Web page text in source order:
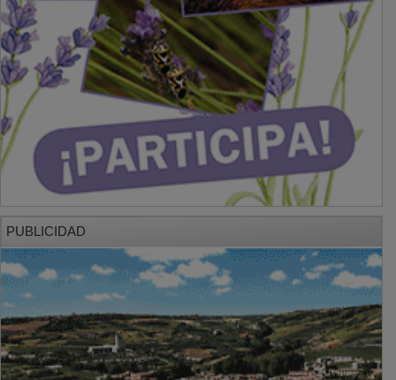
PUBLICIDAD